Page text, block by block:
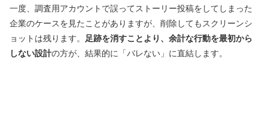
一度、調査用アカウントで誤ってストーリー投稿をしてしまった
企業のケースを見たことがありますが、削除してもスクリーンシ
ョットは残ります。 足跡を消すことより、余計な行動を最初から
しない設計の方が、結果的に「バレない」に直結します。